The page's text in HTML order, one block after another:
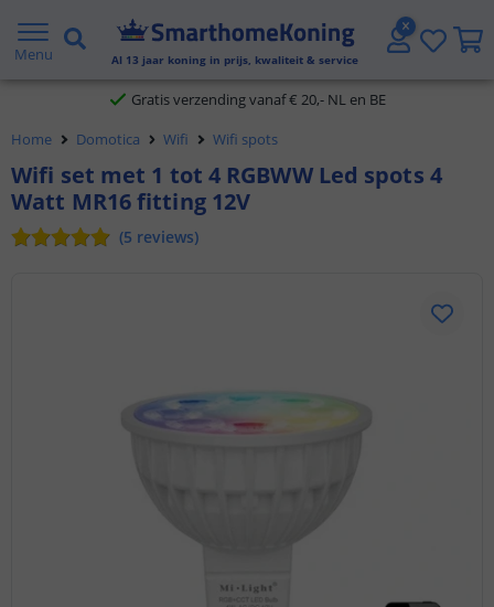
Menu Al 13 jaar koning in prijs, kwaliteit & service
2 jaar garantie
Gratis verzending vanaf € 20,- NL en BE
Klantbeoordeling 9.1
Voor 23:45 uur besteld,
Home Domotica Wifi Wifi spots
Wifi set met 1 tot 4 RGBWW Led spots 4
Watt MR16 fitting 12V
(5 reviews)